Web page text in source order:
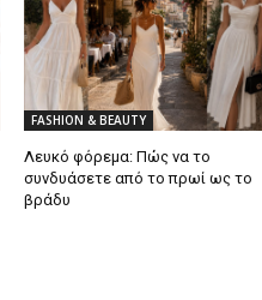
FASHION & BEAUTY
Λευκό φόρεμα: Πώς να το
συνδυάσετε από το πρωί ως το
βράδυ